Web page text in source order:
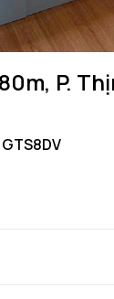
P.
GTS8DV